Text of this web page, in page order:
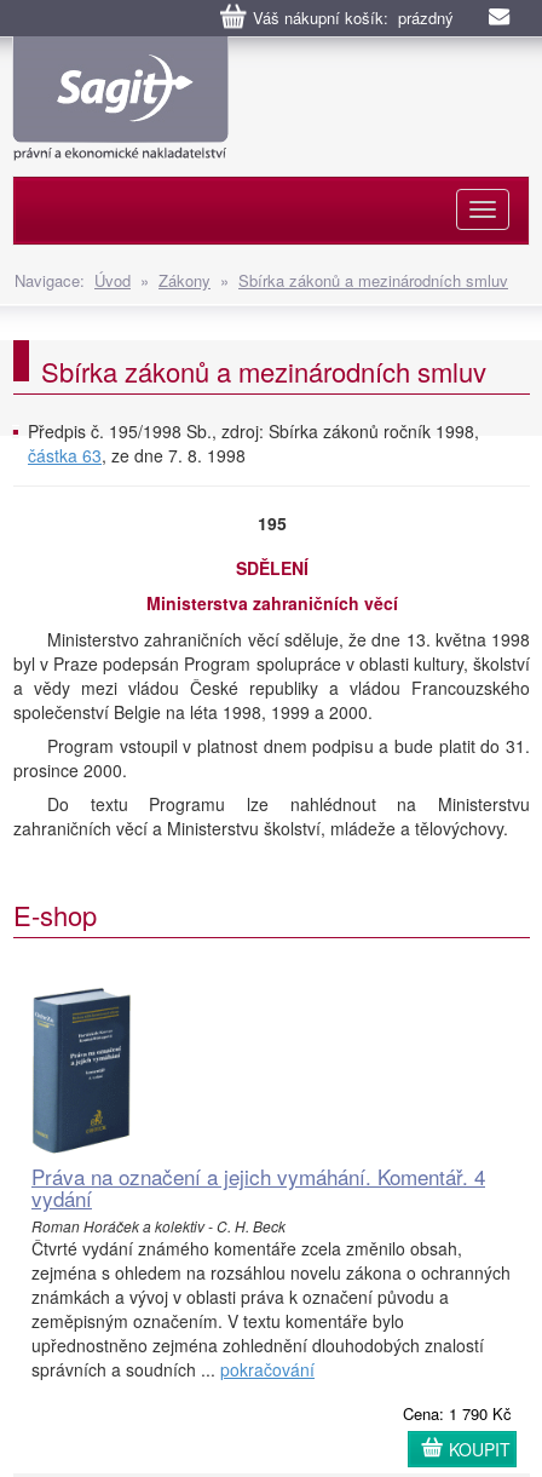
Váš nákupní košík: prázdný
Navigace: Úvod » Zákony » Sbírka zákonů a mezinárodních smluv
Sbírka zákonů a mezinárodních smluv
Předpis č. 195/1998 Sb., zdroj: Sbírka zákonů ročník 1998,
částka 63, ze dne 7. 8. 1998
195
SDĚLENÍ
Ministerstva zahraničních věcí
Ministerstvo zahraničních věcí sděluje, že dne 13. května 1998
byl v Praze podepsán Program spolupráce v oblasti kultury, školství
a vědy mezi vládou České republiky a vládou Francouzského
společenství Belgie na léta 1998, 1999 a 2000.
Program vstoupil v platnost dnem podpisu a bude platit do 31.
prosince 2000.
Do textu Programu lze nahlédnout na Ministerstvu
zahraničních věcí a Ministerstvu školství, mládeže a tělovýchovy.
E-shop
Práva na označení a jejich vymáhání. Komentář. 4
vydání
Roman Horáček a kolektiv - C. H. Beck
Čtvrté vydání známého komentáře zcela změnilo obsah,
zejména s ohledem na rozsáhlou novelu zákona o ochranných
známkách a vývoj v oblasti práva k označení původu a
zeměpisným označením. V textu komentáře bylo
upřednostněno zejména zohlednění dlouhodobých znalostí
správních a soudních ... pokračování
Cena: 1 790 Kč
KOUPIT